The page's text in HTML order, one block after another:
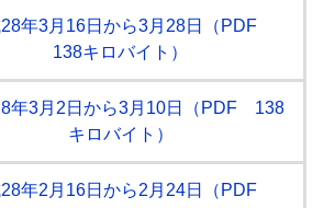
年3月16日から3月28日（PDF
138キロバイト）
年3月2日から3月10日（PDF 138
キロバイト）
年2月16日から2月24日（PDF